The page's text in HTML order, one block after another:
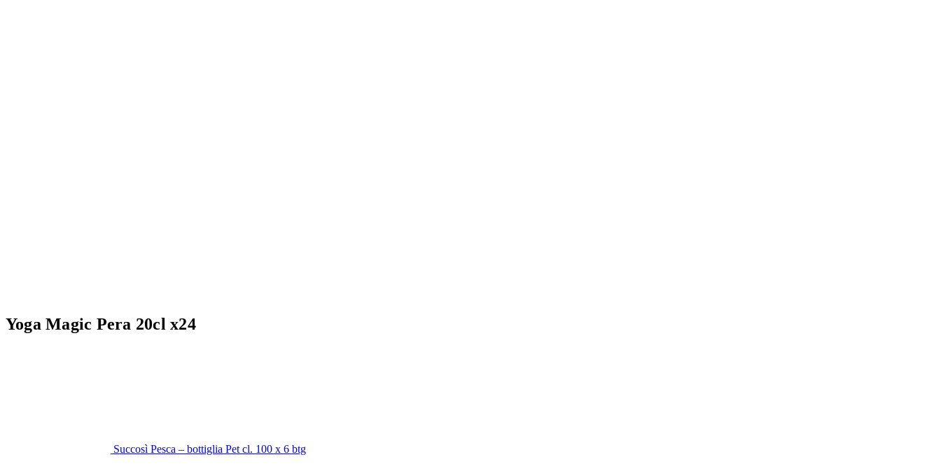
Yoga Magic Pera 20cl x24
Succosì Pesca – bottiglia Pet cl. 100 x 6 btg